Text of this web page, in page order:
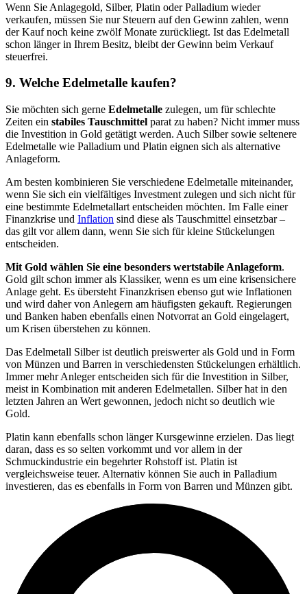
Wenn Sie Anlagegold, Silber, Platin oder Palladium wieder
verkaufen, müssen Sie nur Steuern auf den Gewinn zahlen, wenn
der Kauf noch keine zwölf Monate zurückliegt. Ist das Edelmetall
schon länger in Ihrem Besitz, bleibt der Gewinn beim Verkauf
steuerfrei.
9. Welche Edelmetalle kaufen?
Sie möchten sich gerne Edelmetalle zulegen, um für schlechte
Zeiten ein stabiles Tauschmittel parat zu haben? Nicht immer muss
die Investition in Gold getätigt werden. Auch Silber sowie seltenere
Edelmetalle wie Palladium und Platin eignen sich als alternative
Anlageform.
Am besten kombinieren Sie verschiedene Edelmetalle miteinander,
wenn Sie sich ein vielfältiges Investment zulegen und sich nicht für
eine bestimmte Edelmetallart entscheiden möchten. Im Falle einer
Finanzkrise und Inflation sind diese als Tauschmittel einsetzbar –
das gilt vor allem dann, wenn Sie sich für kleine Stückelungen
entscheiden.
Mit Gold wählen Sie eine besonders wertstabile Anlageform.
Gold gilt schon immer als Klassiker, wenn es um eine krisensichere
Anlage geht. Es übersteht Finanzkrisen ebenso gut wie Inflationen
und wird daher von Anlegern am häufigsten gekauft. Regierungen
und Banken haben ebenfalls einen Notvorrat an Gold eingelagert,
um Krisen überstehen zu können.
Das Edelmetall Silber ist deutlich preiswerter als Gold und in Form
von Münzen und Barren in verschiedensten Stückelungen erhältlich.
Immer mehr Anleger entscheiden sich für die Investition in Silber,
meist in Kombination mit anderen Edelmetallen. Silber hat in den
letzten Jahren an Wert gewonnen, jedoch nicht so deutlich wie
Gold.
Platin kann ebenfalls schon länger Kursgewinne erzielen. Das liegt
daran, dass es so selten vorkommt und vor allem in der
Schmuckindustrie ein begehrter Rohstoff ist. Platin ist
vergleichsweise teuer. Alternativ können Sie auch in Palladium
investieren, das es ebenfalls in Form von Barren und Münzen gibt.